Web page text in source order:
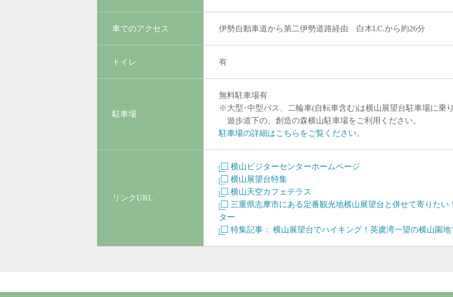
車でのアクセス 伊勢自動車道から第二伊勢道路経由 白木I.C.から約26分
トイレ 有
駐車場
無料駐車場有
※大型･中型バス、二輪車(自転車含む)は横山展望台駐車場に乗
遊歩道下の、創造の森横山駐車場をご利用ください。
駐車場の詳細はこちらをご覧ください。
リンクURL
横山ビジターセンターホームページ
横山展望台特集
横山天空カフェテラス
三重県志摩市にある定番観光地横山展望台と併せて寄りた
ター
特集記事： 横山展望台でハイキング！英虞湾一望の横山園